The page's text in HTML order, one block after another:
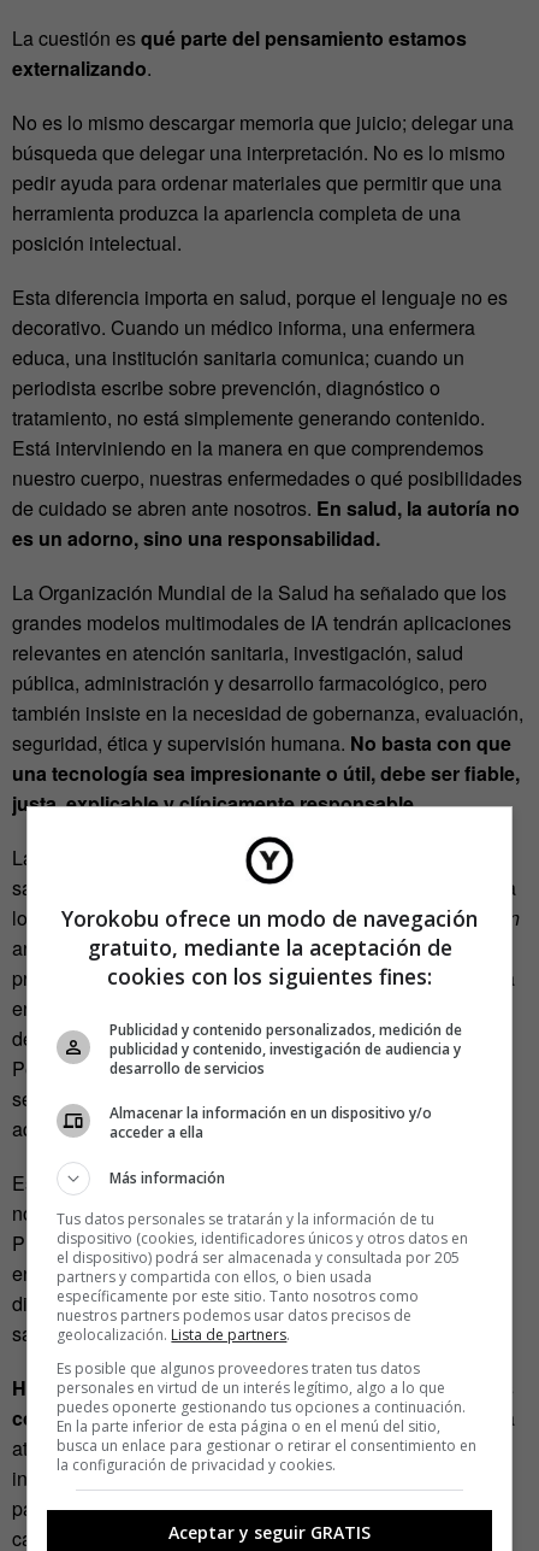
La cuestión esqué parte del pensamiento estamos
externalizando.
No es lo mismo descargar memoria que juicio; delegar una
búsqueda que delegar una interpretación. No es lo mismo
pedir ayuda para ordenar materiales que permitir que una
herramienta produzca la apariencia completa de una
posición intelectual.
Esta diferencia importa en salud, porque el lenguaje no es
decorativo. Cuando un médico informa, una enfermera
educa, una institución sanitaria comunica; cuando un
periodista escribe sobre prevención, diagnóstico o
tratamiento, no está simplemente generando contenido.
Está interviniendo en la manera en que comprendemos
nuestro cuerpo, nuestras enfermedades o qué posibilidades
de cuidado se abren ante nosotros. En salud, la autoría no
es un adorno, sino una responsabilidad.
La Organización Mundial de la Salud ha señalado que los
grandes modelos multimodales de IA tendrán aplicaciones
relevantes en atención sanitaria, investigación, salud
pública, administración y desarrollo farmacológico, pero
también insiste en la necesidad de gobernanza, evaluación,
seguridad, ética y supervisión humana. No basta con que
una tecnología sea impresionante o útil, debe ser fiable,
justa, explicable y clínicamente responsable.
La advertencia no es menor, porque
sanitario
ya ha premiado demasiadas veces lo fácil frente a
lo verdadero. Un estudio publicado enJAMA Network Open
analizó 309 afirmaciones médicas en vídeos creados por
profesionales sanitarios y encontró que el 62% se apoyaba
en muy poca evidencia o en ninguna, mientras que menos
del 20% estaba respaldado por evidencia de alta calidad.
Peor aún: los vídeos con evidencia muy baja o inexistente
se asociaban a un 35% más de visualizaciones que
aquellos sustentados en evidencia muy alta.
Ese dato confirma quela arquitectura de la atención digital
no está diseñada necesariamente para premiar el rigor
Premia lo que retiene, emociona, simplifica… Lo que se
entiende rápido y comparte sin fricción.En salud, esa
diferencia puede marcar la distancia entre alfabetización
sanitaria y desinformación bien presentada
Hemos aprendido a valorar la claridad, pero la estamos
confundiendo con la simplificación. Intentamos cuidar la
atención del espectador, pero lo tratamos como si fuese
incapaz de entender una idea. Escribimos para las
pantallas, pero hemos olvidado que no todo lo importante
cabe en un formato optimizado para el desplazamiento del
Yorokobu ofrece un modo de navegación
gratuito, mediante la aceptación de
cookies con los siguientes fines:
Publicidad y contenido personalizados, medición de
publicidad y contenido, investigación de audiencia y
desarrollo de servicios
Almacenar la información en un dispositivo y/o
acceder a ella
Más información
Tus datos personales se tratarán y la información de tu
dispositivo (cookies, identificadores únicos y otros datos en
el dispositivo) podrá ser almacenada y consultada por 205
partners y compartida con ellos, o bien usada
específicamente por este sitio. Tanto nosotros como
nuestros partners podemos usar datos precisos de
geolocalización. Lista de partners.
Es posible que algunos proveedores traten tus datos
personales en virtud de un interés legítimo, algo a lo que
puedes oponerte gestionando tus opciones a continuación.
En la parte inferior de esta página o en el menú del sitio,
busca un enlace para gestionar o retirar el consentimiento en
la configuración de privacidad y cookies.
Aceptar y seguir GRATIS